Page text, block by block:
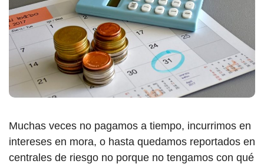
Muchas veces no pagamos a tiempo, incurrimos en
intereses en mora, o hasta quedamos reportados en
centrales de riesgo no porque no tengamos con qué